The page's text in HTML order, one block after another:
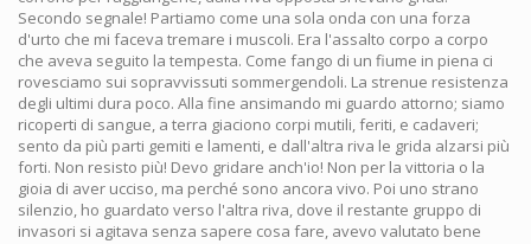
Secondo segnale! Partiamo come una sola onda con una forza
d'urto che mi faceva tremare i muscoli. Era l'assalto corpo a corpo
che aveva seguito la tempesta. Come fango di un fiume in piena ci
rovesciamo sui sopravvissuti sommergendoli. La strenue resistenza
degli ultimi dura poco. Alla fine ansimando mi guardo attorno; siamo
ricoperti di sangue, a terra giaciono corpi mutili, feriti, e cadaveri;
sento da più parti gemiti e lamenti, e dall'altra riva le grida alzarsi più
forti. Non resisto più! Devo gridare anch'io! Non per la vittoria o la
gioia di aver ucciso, ma perché sono ancora vivo. Poi uno strano
silenzio, ho guardato verso l'altra riva, dove il restante gruppo di
invasori si agitava senza sapere cosa fare, avevo valutato bene